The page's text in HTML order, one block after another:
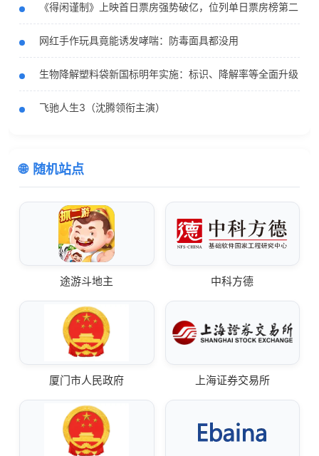
《得闲谨制》上映首日票房强势破亿，位列单日票房榜第二
网红手作玩具竟能诱发哮喘：防毒面具都没用
生物降解塑料袋新国标明年实施：标识、降解率等全面升级
飞驰人生3（沈腾领衔主演）
随机站点
途游斗地主 中科方德
厦门市人民政府 上海证券交易所